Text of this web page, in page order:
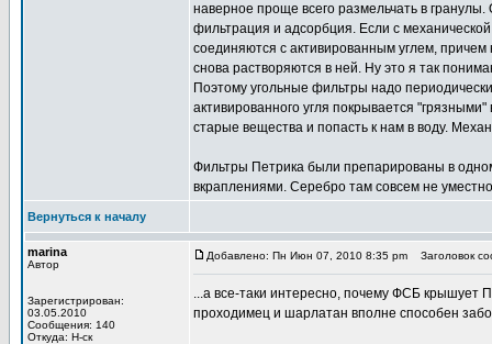
наверное проще всего размельчать в
фильтрация и адсорбция. Если с
соединяются с активированным углем,
снова растворяются в ней. Ну это я так
Поэтому угольные фильтры надо
активированного угля покрывается
старые вещества и попасть к нам в воду.
Фильтры Петрика были препарированы в
вкраплениями. Серебро там совсем не
Вернуться к началу
marina
Автор
Зарегистрирован:
03.05.2010
Сообщения: 140
Откуда: Н-ск
Добавлено: Пн Июн 07, 2010 8:35 pm Заголовок
...а все-таки интересно, почему ФСБ крышует
проходимец и шарлатан вполне способен